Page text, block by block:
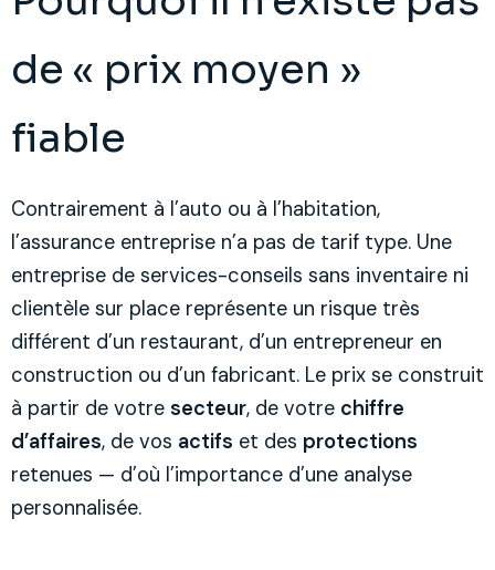
de « prix moyen »
fiable
Contrairement à l’auto ou à l’habitation,
l’assurance entreprise n’a pas de tarif type. Une
entreprise de services-conseils sans inventaire ni
clientèle sur place représente un risque très
différent d’un restaurant, d’un entrepreneur en
construction ou d’un fabricant. Le prix se construit
à partir de votre secteur, de votre chiffre
d’affaires, de vos actifs et des protections
retenues — d’où l’importance d’une analyse
personnalisée.